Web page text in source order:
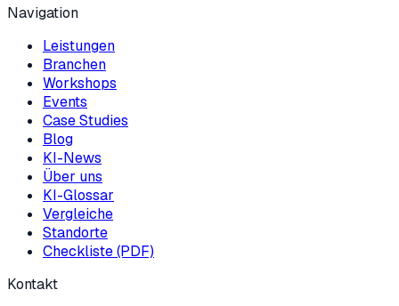
Navigation
Leistungen
Branchen
Workshops
Events
Case Studies
Blog
KI-News
Über uns
KI-Glossar
Vergleiche
Standorte
Checkliste (PDF)
Kontakt